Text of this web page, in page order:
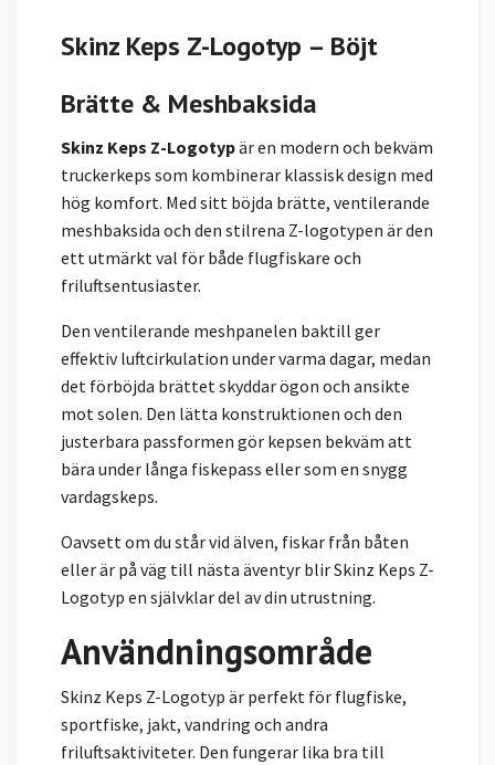
Skinz Keps Z-Logotyp – Böjt
Brätte & Meshbaksida
Skinz Keps Z-Logotypär en modern och bekväm
truckerkeps som kombinerar klassisk design med
hög komfort. Med sitt böjda brätte, ventilerande
meshbaksida och den stilrena Z-logotypen är den
ett utmärkt val för både flugfiskare och
friluftsentusiaster.
Den ventilerande meshpanelen baktill ger
effektiv luftcirkulation under varma dagar, medan
det förböjda brättet skyddar ögon och ansikte
mot solen. Den lätta konstruktionen och den
justerbara passformen gör kepsen bekväm att
bära under långa fiskepass eller som en snygg
vardagskeps.
Oavsett om du står vid älven, fiskar från båten
eller är på väg till nästa äventyr blir Skinz Keps Z-
Logotyp en självklar del av din utrustning.
Användningsområde
Skinz Keps Z-Logotyp är perfekt för flugfiske,
sportfiske, jakt, vandring och andra
friluftsaktiviteter. Den fungerar lika bra till